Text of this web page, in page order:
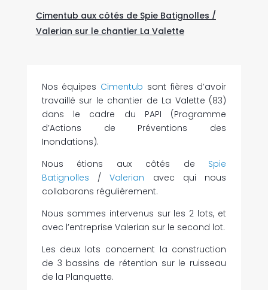
Cimentub aux côtés de Spie Batignolles /
Valerian sur le chantier La Valette
Nos équipes Cimentub sont fières d’avoir
travaillé sur le chantier de La Valette (83)
dans le cadre du PAPI (Programme
d’Actions de Préventions des
Inondations).
Nous étions aux côtés de Spie
Batignolles /Valerian avec qui nous
collaborons régulièrement.
Nous sommes intervenus sur les 2 lots, et
avec l’entreprise Valerian sur le second lot.
Les deux lots concernent la construction
de 3 bassins de rétention sur le ruisseau
de la Planquette.